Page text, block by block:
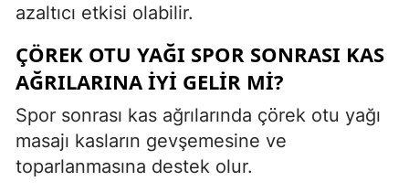
azaltıcı etkisi olabilir.
ÇÖREK OTU YAĞI SPOR SONRASI KAS
AĞRILARINA IYI GELIR MI?
Spor sonrası kas ağrılarında çörek otu yağı
masajı kasların gevşemesine ve
toparlanmasına destek olur.